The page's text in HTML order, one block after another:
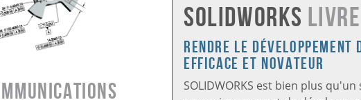
SOLIDWORKS
Rendre le
efficace et novateur
SOLIDWORKS est bien plus